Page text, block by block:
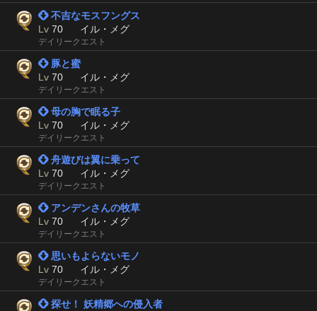
 不吉なモスフングス
Lv 70 イル・メグ
デイリークエスト
 豚と蜜
Lv 70 イル・メグ
デイリークエスト
 母の胸で眠る子
Lv 70 イル・メグ
デイリークエスト
 舟遊びは翼に乗って
Lv 70 イル・メグ
デイリークエスト
 アンデンさんの牧草
Lv 70 イル・メグ
デイリークエスト
 思いもよらないモノ
Lv 70 イル・メグ
デイリークエスト
 探せ！ 妖精郷への侵入者